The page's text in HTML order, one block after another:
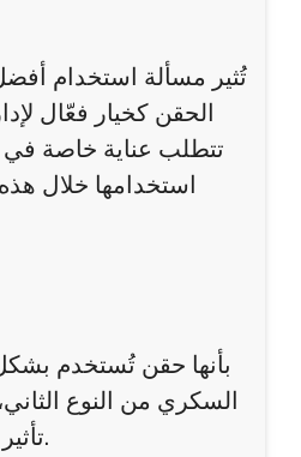
تُثير مسألة استخدام
الحقن كخيار فعّال
تتطلب عناية خاصة في
استخدامها خلال
السكري من النوع
تأثير هرمونات معينة في الجسم تساعد على تنظيم الشهية وتحسين استجابة الجسم للأنسولين.